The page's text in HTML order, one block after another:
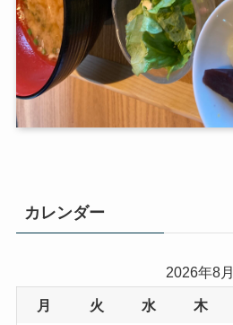
カレンダー
2026年8月
月 火 水 木